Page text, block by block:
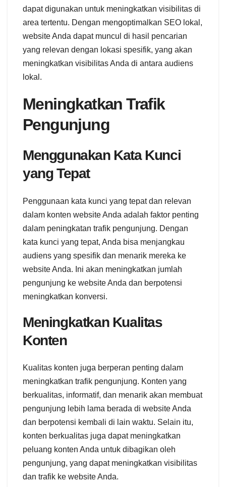
dapat digunakan untuk meningkatkan visibilitas di
area tertentu. Dengan mengoptimalkan SEO lokal,
website Anda dapat muncul di hasil pencarian
yang relevan dengan lokasi spesifik, yang akan
meningkatkan visibilitas Anda di antara audiens
lokal.
Meningkatkan Trafik
Pengunjung
Menggunakan Kata Kunci
yang Tepat
Penggunaan kata kunci yang tepat dan relevan
dalam konten website Anda adalah faktor penting
dalam peningkatan trafik pengunjung. Dengan
kata kunci yang tepat, Anda bisa menjangkau
audiens yang spesifik dan menarik mereka ke
website Anda. Ini akan meningkatkan jumlah
pengunjung ke website Anda dan berpotensi
meningkatkan konversi.
Meningkatkan Kualitas
Konten
Kualitas konten juga berperan penting dalam
meningkatkan trafik pengunjung. Konten yang
berkualitas, informatif, dan menarik akan membuat
pengunjung lebih lama berada di website Anda
dan berpotensi kembali di lain waktu. Selain itu,
konten berkualitas juga dapat meningkatkan
peluang konten Anda untuk dibagikan oleh
pengunjung, yang dapat meningkatkan visibilitas
dan trafik ke website Anda.